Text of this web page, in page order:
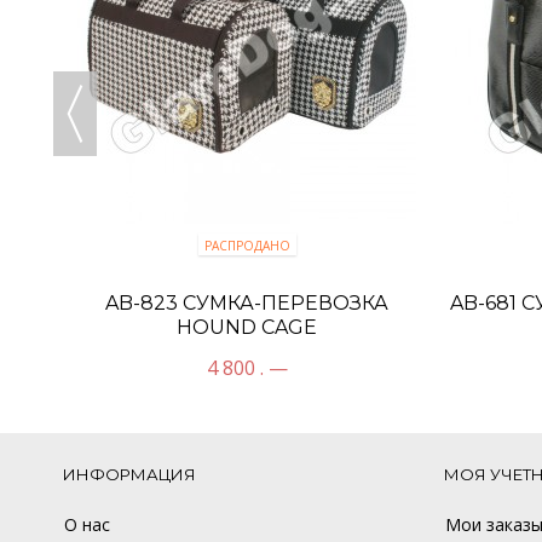
РАСПРОДАНО
AB-823 CУМКА-ПЕРЕВОЗКА
HOUND CAGE
4 800 . —
AB-681
ИНФОРМАЦИЯ
О нас
МОЯ
Мои заказы